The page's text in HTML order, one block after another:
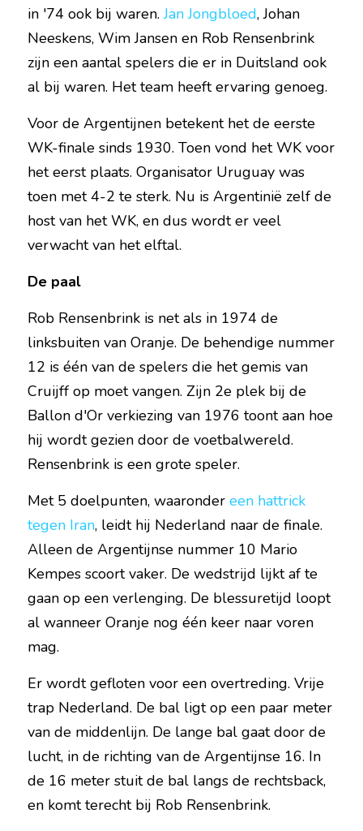
in '74 ook bij waren. Jan Jongbloed, Johan
Neeskens, Wim Jansen en Rob Rensenbrink
zijn een aantal spelers die er in Duitsland ook
al bij waren. Het team heeft ervaring genoeg.
Voor de Argentijnen betekent het de eerste
WK-finale sinds 1930. Toen vond het WK voor
het eerst plaats. Organisator Uruguay was
toen met 4-2 te sterk. Nu is Argentinië zelf de
host van het WK, en dus wordt er veel
verwacht van het elftal.
De paal
Rob Rensenbrink is net als in 1974 de
linksbuiten van Oranje. De behendige nummer
12 is één van de spelers die het gemis van
Cruijff op moet vangen. Zijn 2e plek bij de
Ballon d'Or verkiezing van 1976 toont aan hoe
hij wordt gezien door de voetbalwereld.
Rensenbrink is een grote speler.
Met 5 doelpunten, waaronder een hattrick
tegen Iran, leidt hij Nederland naar de finale.
Alleen de Argentijnse nummer 10 Mario
Kempes scoort vaker. De wedstrijd lijkt af te
gaan op een verlenging. De blessuretijd loopt
al wanneer Oranje nog één keer naar voren
mag.
Er wordt gefloten voor een overtreding. Vrije
trap Nederland. De bal ligt op een paar meter
van de middenlijn. De lange bal gaat door de
lucht, in de richting van de Argentijnse 16. In
de 16 meter stuit de bal langs de rechtsback,
en komt terecht bij Rob Rensenbrink.